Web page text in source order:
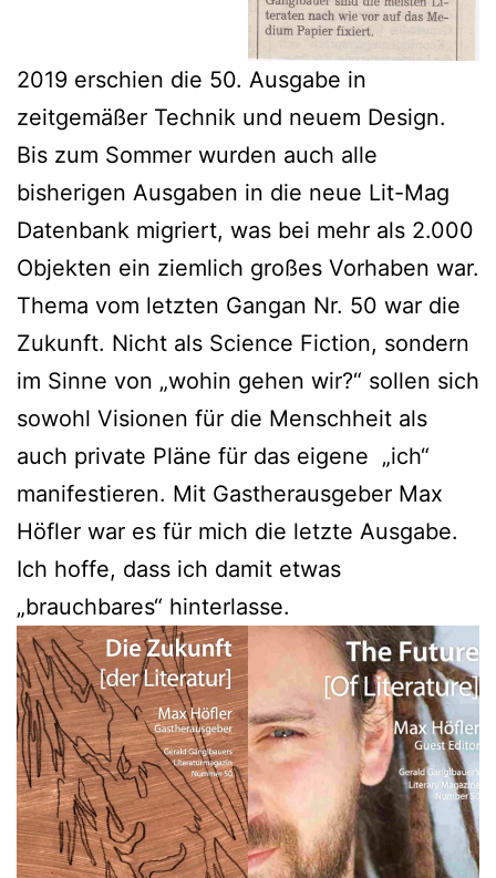
2019 erschien die 50. Ausgabe in
zeitgemäßer Technik und neuem Design.
Bis zum Sommer wurden auch alle
bisherigen Ausgaben in die neue Lit-Mag
Datenbank migriert, was bei mehr als 2.000
Objekten ein ziemlich großes Vorhaben war.
Thema vom letzten Gangan Nr. 50 war die
Zukunft. Nicht als Science Fiction, sondern
im Sinne von „wohin gehen wir?“ sollen sich
sowohl Visionen für die Menschheit als
auch private Pläne für das eigene „ich“
manifestieren. Mit Gastherausgeber Max
Höfler war es für mich die letzte Ausgabe.
Ich hoffe, dass ich damit etwas
„brauchbares“ hinterlasse.